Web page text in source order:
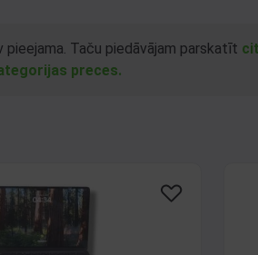
Taču piedāvājam parskatīt
preces.